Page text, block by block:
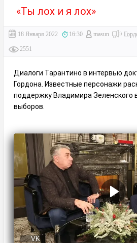
«Ты лох и я лох»
18 Января 2022 16:30 masun
2551
Диалоги Тарантино в интервью
Гордона. Известные персонажи
поддержку Владимира Зеленского
выборов.
VK